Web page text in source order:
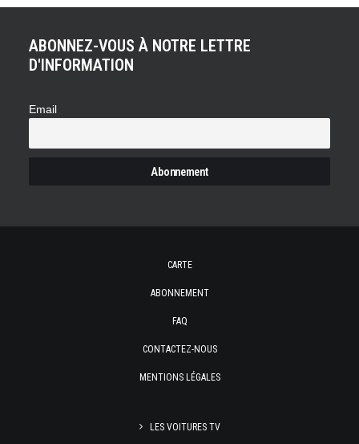
ABONNEZ-VOUS À NOTRE LETTRE
D'INFORMATION
Email
CARTE
ABONNEMENT
FAQ
CONTACTEZ-NOUS
MENTIONS LÉGALES
LES VOITURES TV